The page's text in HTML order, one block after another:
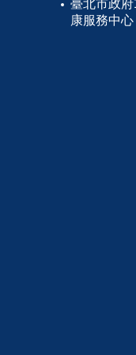
臺北市政
康服務中心